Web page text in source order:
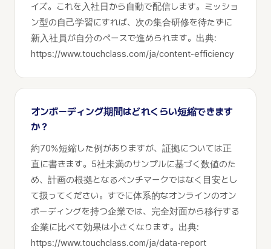
イズ。これを入社日から自動で配信します。ミッショ
ン型の自己学習にすれば、次の集合研修を待たずに
新入社員が自分のペースで進められます。出典:
https://www.touchclass.com/ja/content-efficiency
オンボーディング期間はどれくらい短縮できます
か？
約70%短縮した例がありますが、証拠については正
直に書きます。5社未満のサンプルに基づく数値のた
め、計画の根拠となるベンチマークではなく目安とし
て扱ってください。すでに体系的なオンラインのオン
ボーディングを持つ企業では、完全対面から移行する
企業に比べて効果は小さくなります。出典:
https://www.touchclass.com/ja/data-report